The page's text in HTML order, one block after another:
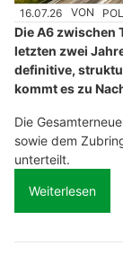
16.07.26 VON
Die A6 zwischen
letzten zwei
definitive,
kommt es zu
Die
sowie dem
unterteilt.
Weiterlesen